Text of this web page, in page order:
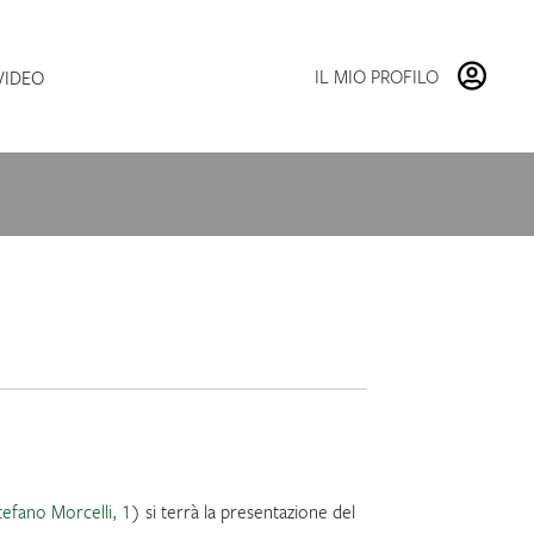
navigazione
contenuto
IL MIO PROFILO
Morcelli, 1) si terrà la presentazione del